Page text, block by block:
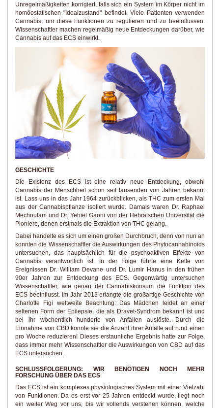
Unregelmäßigkeiten korrigiert, falls sich ein System im Körper nicht im
homöostatischen "Idealzustand" befindet. Viele Patienten verwenden
Cannabis, um diese Funktionen zu regulieren und zu beeinflussen.
Wissenschaftler machen regelmäßig neue Entdeckungen darüber, wie
Cannabis auf das ECS einwirkt.
GESCHICHTE
Die Existenz des ECS ist eine relativ neue Entdeckung, obwohl
Cannabis der Menschheit schon seit tausenden von Jahren bekannt
ist. Lass uns in das Jahr 1964 zurückblicken, als THC zum ersten Mal
aus der Cannabispflanze isoliert wurde. Damals waren Dr. Raphael
Mechoulam und Dr. Yehiel Gaoni von der Hebräischen Universität die
Pioniere, denen erstmals die Extraktion von THC gelang.
Dabei handelte es sich um einen großen Durchbruch, denn von nun an
konnten die Wissenschaftler die Auswirkungen des Phytocannabinoids
untersuchen, das hauptsächlich für die psychoaktiven Effekte von
Cannabis verantwortlich ist. In der Folge führte eine Kette von
Ereignissen Dr. William Devane und Dr. Lumir Hanus in den frühen
90er Jahren zur Entdeckung des ECS. Gegenwärtig untersuchen
Wissenschaftler, wie genau der Cannabiskonsum die Funktion des
ECS beeinflusst. Im Jahr 2013 erlangte die großartige Geschichte von
Charlotte Figi weltweite Beachtung: Das Mädchen leidet an einer
seltenen Form der Epilepsie, die als Dravet-Syndrom bekannt ist und
bei ihr wöchentlich hunderte von Anfällen auslöste. Durch die
Einnahme von CBD konnte sie die Anzahl ihrer Anfälle auf rund einen
pro Woche reduzieren! Dieses erstaunliche Ergebnis hatte zur Folge,
dass immer mehr Wissenschaftler die Auswirkungen von CBD auf das
ECS untersuchen.
SCHLUSSFOLGERUNG: WIR BENÖTIGEN NOCH MEHR
FORSCHUNG ÜBER DAS ECS
Das ECS ist ein komplexes physiologisches System mit einer Vielzahl
von Funktionen. Da es erst vor 25 Jahren entdeckt wurde, liegt noch
ein weiter Weg vor uns, bis wir vollends verstehen können, welche